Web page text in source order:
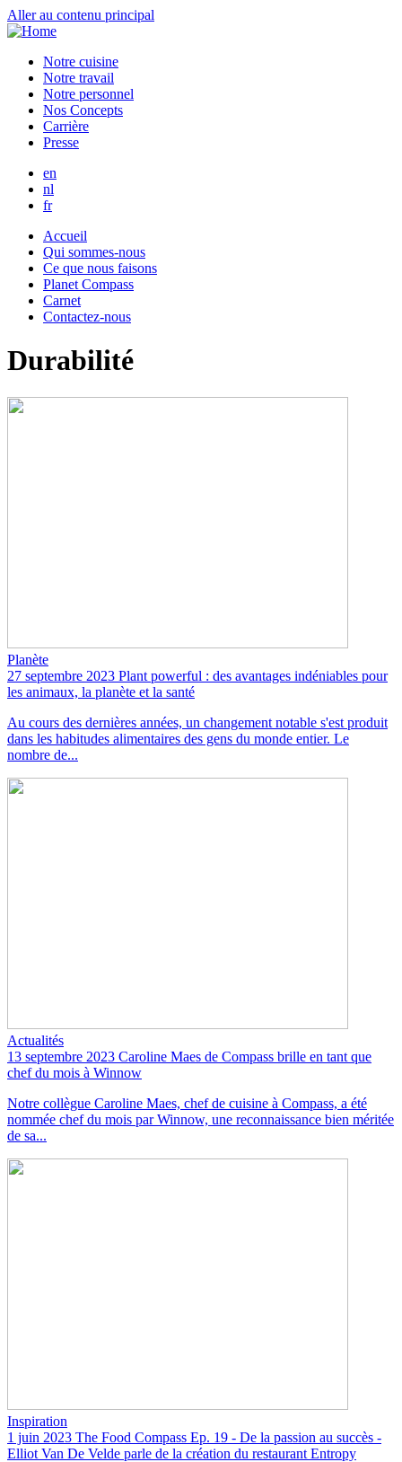
Aller au contenu principal
Notre cuisine
Notre travail
Notre personnel
Nos Concepts
Carrière
Presse
en
nl
fr
Accueil
Qui sommes-nous
Ce que nous faisons
Planet Compass
Carnet
Contactez-nous
Durabilité
Planète
27 septembre 2023 Plant powerful : des avantages indéniables pour
les animaux, la planète et la santé
Au cours des dernières années, un changement notable s'est produit
dans les habitudes alimentaires des gens du monde entier. Le
nombre de...
Actualités
13 septembre 2023 Caroline Maes de Compass brille en tant que
chef du mois à Winnow
Notre collègue Caroline Maes, chef de cuisine à Compass, a été
nommée chef du mois par Winnow, une reconnaissance bien méritée
de sa...
Inspiration
1 juin 2023 The Food Compass Ep. 19 - De la passion au succès -
Elliot Van De Velde parle de la création du restaurant Entropy